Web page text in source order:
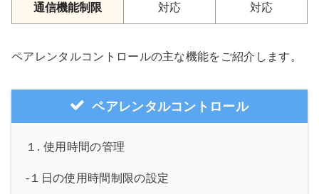
通信機能制限 対応 対応
ペアレンタルコントロールの主な機能をご紹介します。
ペアレンタルコントロール
１. 使用時間の管理
-１日の使用時間制限の設定